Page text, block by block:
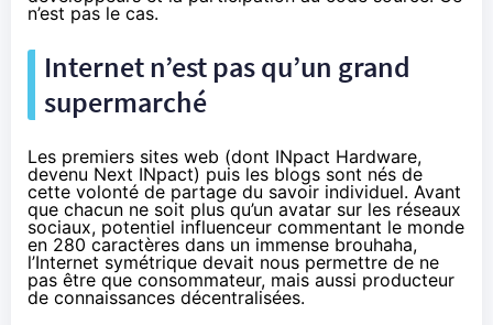
n’est pas le cas.
Internet n’est pas qu’un grand
supermarché
Les premiers sites web (dont INpact Hardware,
devenu Next INpact) puis les blogs sont nés de
cette volonté de partage du savoir individuel. Avant
que chacun ne soit plus qu’un avatar sur les réseaux
sociaux, potentiel influenceur commentant le monde
en 280 caractères dans un immense brouhaha,
l’Internet symétrique devait nous permettre de ne
pas être que consommateur, mais aussi producteur
de connaissances décentralisées.